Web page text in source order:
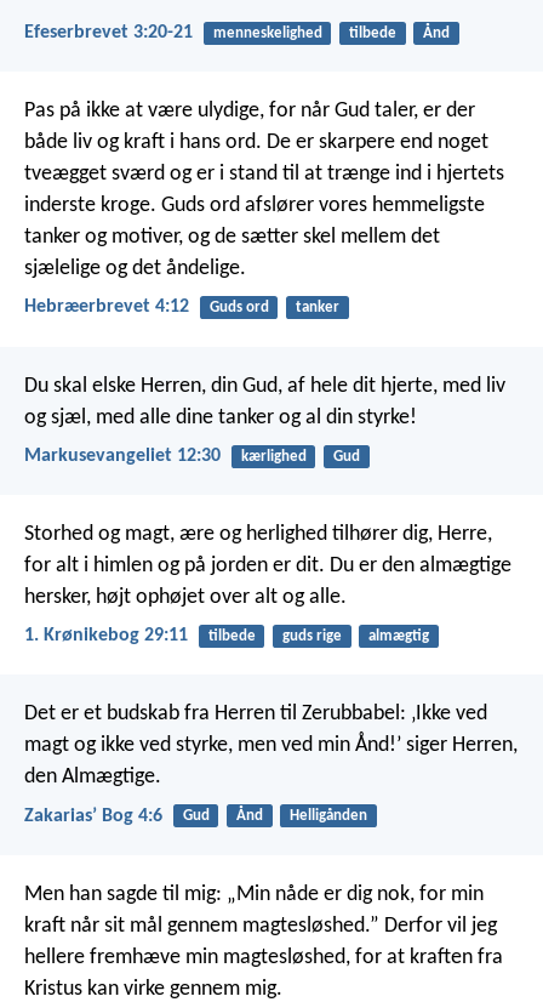
Efeserbrevet 3:20-21 menneskelighed tilbede Ånd
Pas på ikke at være ulydige, for når Gud taler, er der
både liv og kraft i hans ord. De er skarpere end noget
tveægget sværd og er i stand til at trænge ind i hjertets
inderste kroge. Guds ord afslører vores hemmeligste
tanker og motiver, og de sætter skel mellem det
sjælelige og det åndelige.
Hebræerbrevet 4:12 Guds ord tanker
Du skal elske Herren, din Gud, af hele dit hjerte, med liv
og sjæl, med alle dine tanker og al din styrke!
Markusevangeliet 12:30 kærlighed Gud
Storhed og magt, ære og herlighed tilhører dig, Herre,
for alt i himlen og på jorden er dit. Du er den almægtige
hersker, højt ophøjet over alt og alle.
1. Krønikebog 29:11 tilbede guds rige almægtig
Det er et budskab fra Herren til Zerubbabel: ‚Ikke ved
magt og ikke ved styrke, men ved min Ånd!’ siger Herren,
den Almægtige.
Zakariasʼ Bog 4:6 Gud Ånd Helligånden
Men han sagde til mig: „Min nåde er dig nok, for min
kraft når sit mål gennem magtesløshed.” Derfor vil jeg
hellere fremhæve min magtesløshed, for at kraften fra
Kristus kan virke gennem mig.